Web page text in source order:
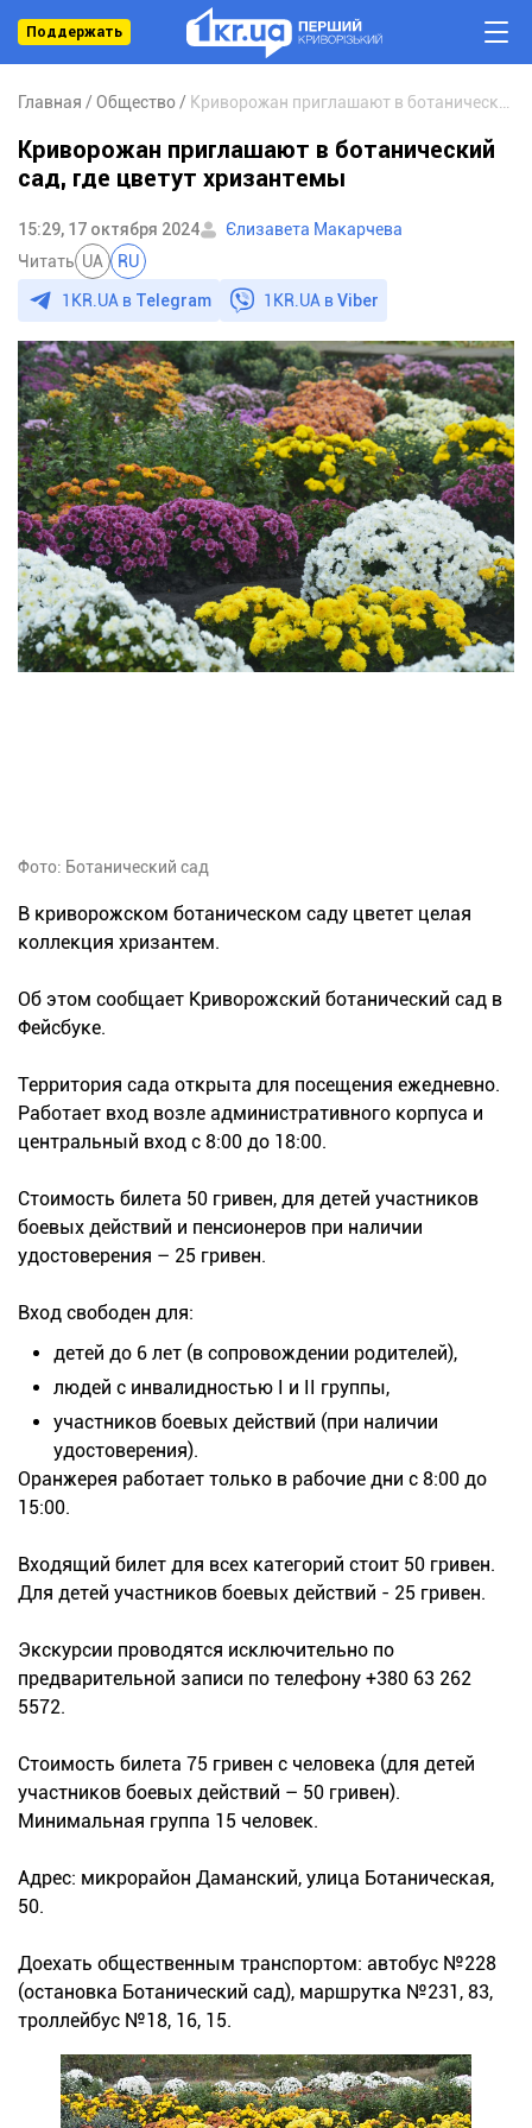
Поддержать
Главная Общество
Криворожан приглашают в ботанический
сад, где цветут хризантемы
15:29, 17 октября 2024
Єлизавета Макарчева
Читать UA RU
1KR.UA в Telegram 1KR.UA вViber
Фото: Ботанический сад
В криворожском ботаническом саду цветет целая
коллекция хризантем.
Об этом сообщает Криворожский ботанический сад в
Фейсбуке.
Территория сада открыта для посещения ежедневно.
Работает вход возле административного корпуса и
центральный вход с 8:00 до 18:00.
Стоимость билета 50 гривен, для детей участников
боевых действий и пенсионеров при наличии
удостоверения – 25 гривен.
Вход свободен для:
детей до 6 лет (в сопровождении родителей),
людей с инвалидностью I и II группы,
участников боевых действий (при наличии
удостоверения).
Оранжерея работает только в рабочие дни с 8:00 до
15:00.
Входящий билет для всех категорий стоит 50 гривен.
Для детей участников боевых действий - 25 гривен.
Экскурсии проводятся исключительно по
предварительной записи по телефону +380 63 262
5572.
Стоимость билета 75 гривен с человека (для детей
участников боевых действий – 50 гривен).
Минимальная группа 15 человек.
Адрес: микрорайон Даманский, улица Ботаническая,
50.
Доехать общественным транспортом: автобус №228
(остановка Ботанический сад), маршрутка №231, 83,
троллейбус №18, 16, 15.